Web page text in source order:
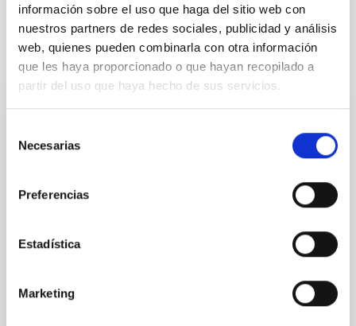
información sobre el uso que haga del sitio web con
nuestros partners de redes sociales, publicidad y análisis
web, quienes pueden combinarla con otra información
que les haya proporcionado o que hayan recopilado a
partir del uso que haya hecho de sus servicios.
Necesarias
Preferencias
Estadística
Marketing
It may interest you
Dos contratos - Ingeniería Especialidad
Se convoca proceso selectivo para formalizar un
contrato laboral de duración indefinida (Artículo 23bis
Tecnología y la Innovación), fuera de convenio, por el
sistema general de acceso libre y que tendrá, entre
mecánica del proyecto sistema